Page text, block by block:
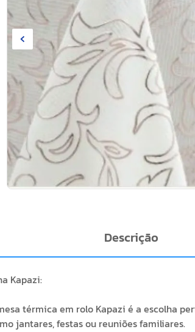
Descrição
Kapazi:
térmica em rolo Kapazi é a escolha
jantares, festas ou reuniões familiares.